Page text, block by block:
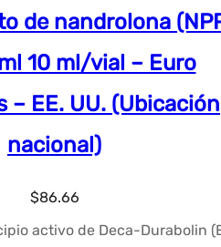
de nandrolona
10 ml/vial – Euro
– EE. UU. (Ubicación
nacional)
$86.66
activo de Deca-Durabolin